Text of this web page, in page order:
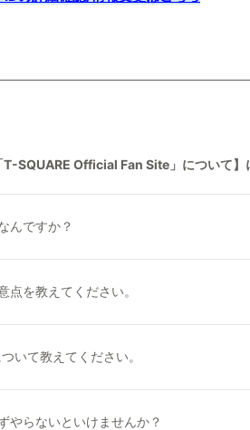
T-SQUARE Official Fan Site」について】
んですか？
点を教えてください。
いて教えてください。
やらないといけませんか？